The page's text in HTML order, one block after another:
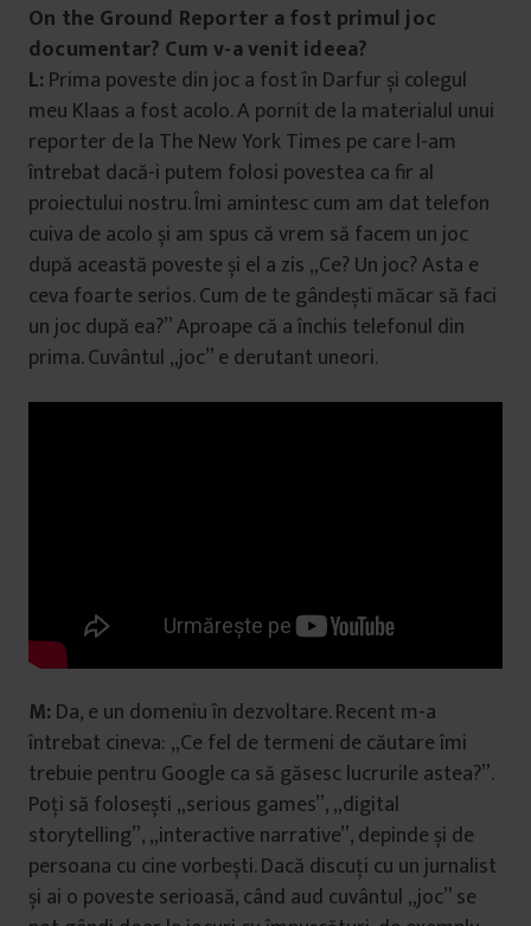
On the Ground Reporter a fost primul joc
documentar? Cum v-a venit ideea?
L: Prima poveste din joc a fost în Darfur și colegul
meu Klaas a fost acolo. A pornit de la materialul unui
reporter de la The New York Times pe care l-am
întrebat dacă-i putem folosi povestea ca fir al
proiectului nostru. Îmi amintesc cum am dat telefon
cuiva de acolo și am spus că vrem să facem un joc
după această poveste și el a zis „Ce? Un joc? Asta e
ceva foarte serios. Cum de te gândești măcar să faci
un joc după ea?” Aproape că a închis telefonul din
prima. Cuvântul „joc” e derutant uneori.
M: Da, e un domeniu în dezvoltare. Recent m-a
întrebat cineva: „Ce fel de termeni de căutare îmi
trebuie pentru Google ca să găsesc lucrurile astea?”.
Poți să folosești „serious games”, „digital
storytelling”, „interactive narrative”, depinde și de
persoana cu cine vorbești. Dacă discuți cu un jurnalist
și ai o poveste serioasă, când aud cuvântul „joc” se